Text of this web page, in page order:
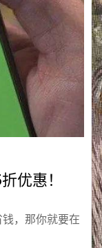
优惠！
，那你就要在